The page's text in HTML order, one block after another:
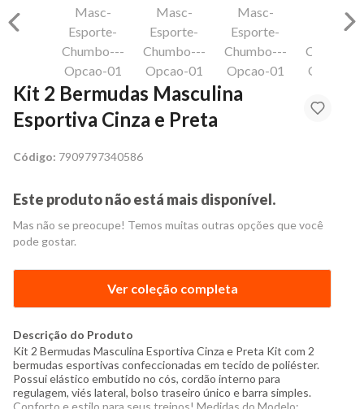
Kit 2 Bermudas Masculina
Esportiva Cinza e Preta
Código: 7909797340586
Este produto não está mais disponível.
Mas não se preocupe! Temos muitas outras opções que você
pode gostar.
Ver coleção completa
Descrição do Produto
Kit 2 Bermudas Masculina Esportiva Cinza e Preta Kit com 2
bermudas esportivas confeccionadas em tecido de poliéster.
Possui elástico embutido no cós, cordão interno para
regulagem, viés lateral, bolso traseiro único e barra simples.
Conforto e estilo para seus treinos! Medidas do Modelo: